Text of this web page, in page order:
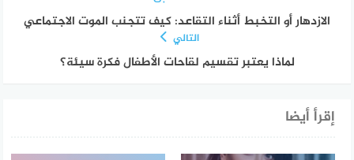
الازدهار أو التخبط أثناء التقاعد: كيف تتجنب الموت الاجتماعي
التالي
لماذا يعتبر تقسيم لقاحات الأطفال فكرة سيئة؟
إقرأ أيضا